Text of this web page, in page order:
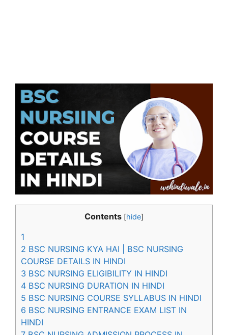
Contents [hide]
1
2 BSC NURSING KYA HAI | BSC NURSING
COURSE DETAILS IN HINDI
3 BSC NURSING ELIGIBILITY IN HINDI
4 BSC NURSING DURATION IN HINDI
5 BSC NURSING COURSE SYLLABUS IN HINDI
6 BSC NURSING ENTRANCE EXAM LIST IN
HINDI